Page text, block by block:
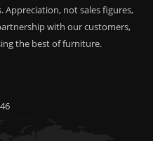
Appreciation, not sales figures,
with our customers,
the best of furniture.